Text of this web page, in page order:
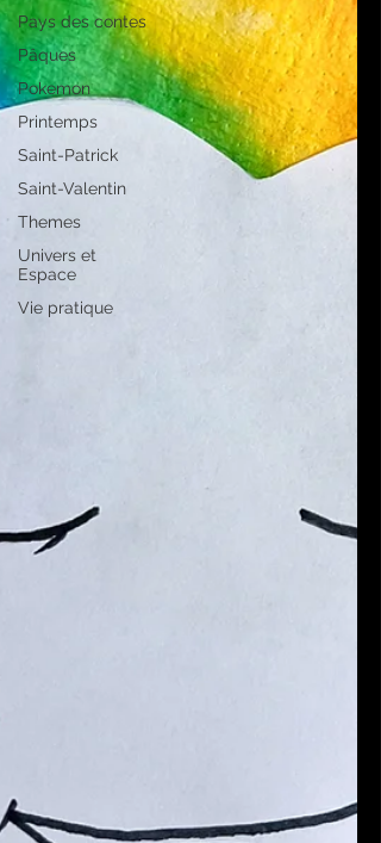
Pays des contes
Pâques
Pokemon
Printemps
Saint-Patrick
Saint-Valentin
Themes
Univers et
Espace
Vie pratique